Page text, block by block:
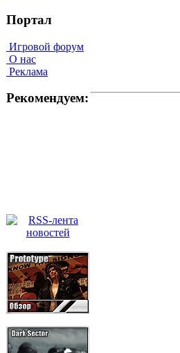
Портал
Игровой форум
О нас
Реклама
Рекомендуем: